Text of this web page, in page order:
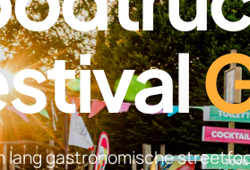
lang gastronomische